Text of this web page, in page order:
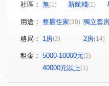
社區： 無(1) 新航棧(1)
無 (1) 音悅琉璃 (1)
青川馥
遠雄夏沐
達曜輕鬆GO(1) 竹
傳佳謙里(1)
竹城和賞(1) 中興路
用途： 整層住家(30) 獨立套
格局： 1房(2) 2房(14)
租金： 5000-10000元(2)
40000元以上(1)